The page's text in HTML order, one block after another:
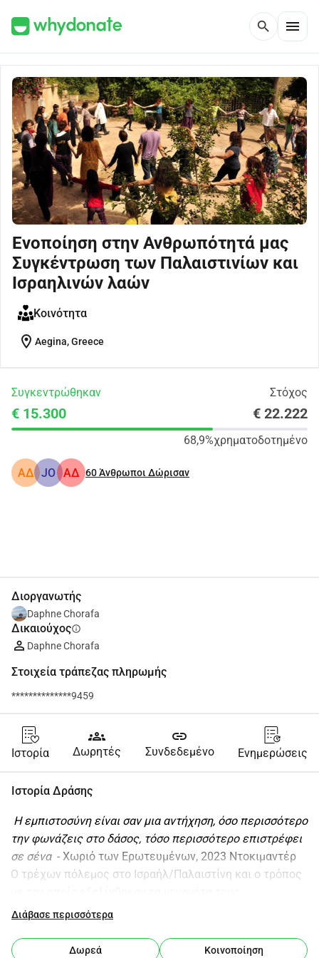
search menu
Ενοποίηση στην Ανθρωπότητά μας
Συγκέντρωση των Παλαιστινίων και
Ισραηλινών λαών
Κοινότητα
location_on Aegina, Greece
Συγκεντρώθηκαν Στόχος
€ 15.300 € 22.222
68,9%χρηματοδοτημένο
ΑΔ JO ΑΔ 60Άνθρωποι Δώρισαν
Διοργανωτής
Daphne Chorafa
Δικαιούχοςinfo
Daphne Chorafa
Στοιχεία τράπεζας πληρωμής
**************9459
Ιστορία
groups
Δωρητές
link
Συνδεδεμένο Ενημερώσεις
Ιστορία Δράσης
την φωνάζεις στο δάσος, τόσο περισσότερο επιστρέφει
σε σένα - Χωριό των Ερωτευμένων, 2023 Ντοκιμαντέρ
Ο τρέχων πόλεμος στο Ισραήλ/Παλαιστίνη και ο τρόπος
τελευταίους μήνες (και τις δεκαετίες) είναι μια φρικτή
ανθρωπότητάς μας. Ενώ αντιμετωπίζουμε εξτρεμιστικά
Διάβασε περισσότερα
Δωρεά Κοινοποίηση